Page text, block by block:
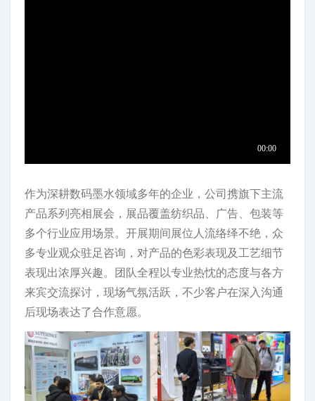
作为深耕数码墨水领域多年的企业，公司携旗下主流
产品系列亮相展会，展品覆盖纺织品、广告、包装等
多个行业应用场景。开展期间展位人流络绎不绝，众
多专业观众驻足咨询，对产品的色彩表现及工艺细节
表现出浓厚兴趣。团队全程以专业热忱的态度与各方
来宾交流探讨，现场气氛活跃，不少客户在深入沟通
后现场表达了合作意愿。